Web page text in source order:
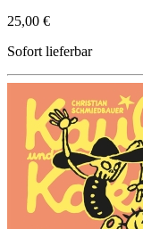
25,00 €
Sofort lieferbar